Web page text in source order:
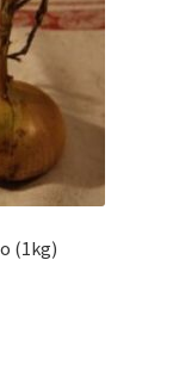
(1kg)